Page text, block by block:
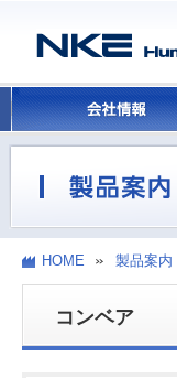
HOME 製品案内
コンベア